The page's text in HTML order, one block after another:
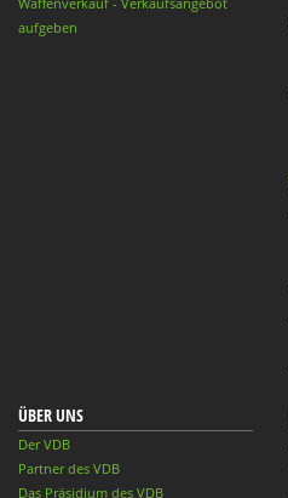
aufgeben
ÜBER UNS
Der VDB
Partner des VDB
Das Präsidium des VDB